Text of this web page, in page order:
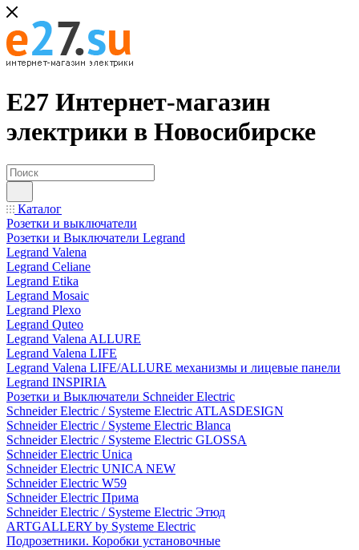
Е27 Интернет-магазин
электрики в Новосибирске
Каталог
Розетки и выключатели
Розетки и Выключатели Legrand
Legrand Valena
Legrand Celiane
Legrand Etika
Legrand Mosaic
Legrand Plexo
Legrand Quteo
Legrand Valena ALLURE
Legrand Valena LIFE
Legrand Valena LIFE/ALLURE механизмы и лицевые панели
Legrand INSPIRIA
Розетки и Выключатели Schneider Electric
Schneider Electric / Systeme Electric ATLASDESIGN
Schneider Electric / Systeme Electric Blanca
Schneider Electric / Systeme Electric GLOSSA
Schneider Electric Unica
Schneider Electric UNICA NEW
Schneider Electric W59
Schneider Electric Прима
Schneider Electric / Systeme Electric Этюд
ARTGALLERY by Systeme Electric
Подрозетники. Коробки установочные